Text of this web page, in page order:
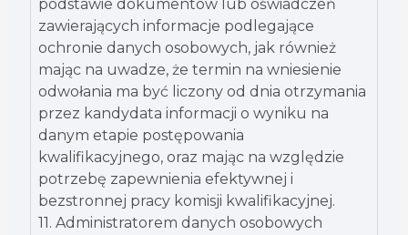
podstawie dokumentów lub oświadczeń
zawierających informacje podlegające
ochronie danych osobowych, jak również
mając na uwadze, że termin na wniesienie
odwołania ma być liczony od dnia otrzymania
przez kandydata informacji o wyniku na
danym etapie postępowania
kwalifikacyjnego, oraz mając na względzie
potrzebę zapewnienia efektywnej i
bezstronnej pracy komisji kwalifikacyjnej.
11. Administratorem danych osobowych